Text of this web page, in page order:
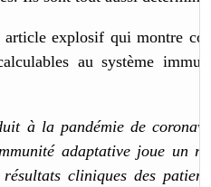
article explosif qui montre
au système
à la pandémie de
adaptative joue un
cliniques des